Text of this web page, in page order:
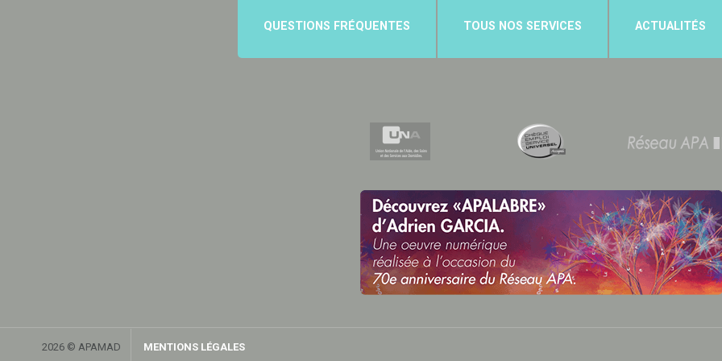
QUESTIONS FRÉQUENTES TOUS NOS SERVICES ACTUALITÉS
2026 © APAMAD MENTIONS LÉGALES